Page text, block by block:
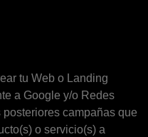
tu Web o Landing
a Google y/o Redes
campañas que
o servicio(s) a